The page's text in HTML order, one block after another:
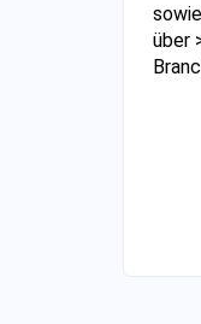
sowie
über